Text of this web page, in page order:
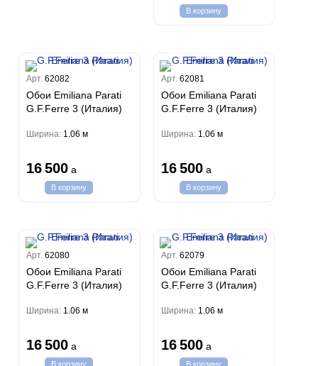
В корзину
Арт.62082
Обои Emiliana Parati
G.F.Ferre 3 (Италия)
Ширина: 1.06 м
16 500 a
В корзину
Арт. 62081
Обои Emiliana Parati
G.F.Ferre 3 (Италия)
Ширина: 1.06 м
16 500 a
В корзину
Арт.62080
Обои Emiliana Parati
G.F.Ferre 3 (Италия)
Ширина: 1.06 м
16 500 a
В корзину
Арт. 62079
Обои Emiliana Parati
G.F.Ferre 3 (Италия)
Ширина: 1.06 м
16 500 a
В корзину